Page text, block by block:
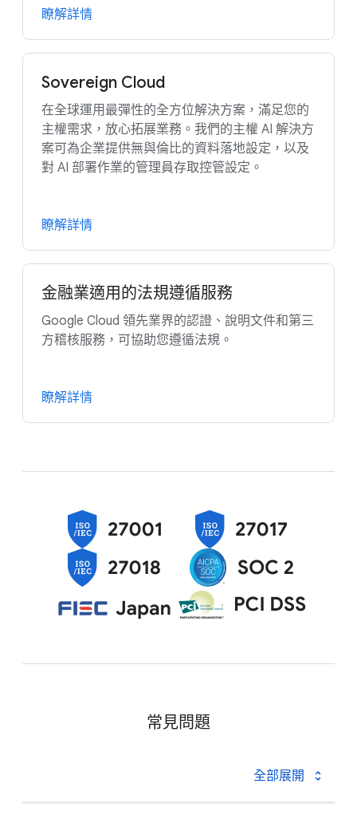
瞭解詳情
Sovereign Cloud
在全球運用最彈性的全方位解決方案，滿足您的
主權需求，放心拓展業務。我們的主權 AI 解決方
案可為企業提供無與倫比的資料落地設定，以及
對 AI 部署作業的管理員存取控管設定。
瞭解詳情
金融業適用的法規遵循服務
Google Cloud 領先業界的認證、說明文件和第三
方稽核服務，可協助您遵循法規。
瞭解詳情
常見問題
全部展開